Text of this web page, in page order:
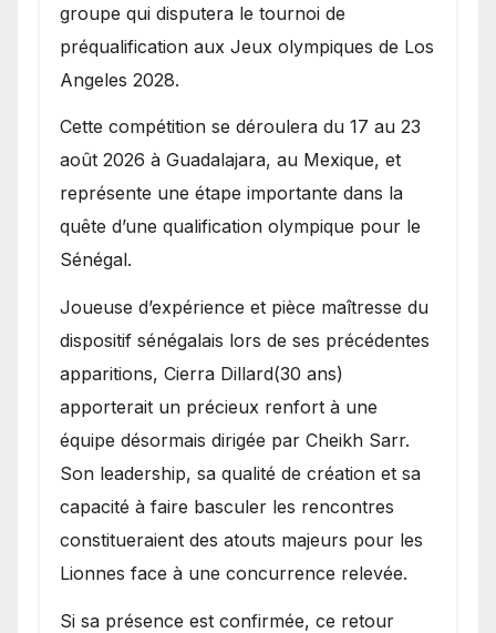
groupe qui disputera le tournoi de
préqualification aux Jeux olympiques de Los
Angeles 2028.
Cette compétition se déroulera du 17 au 23
août 2026 à Guadalajara, au Mexique, et
représente une étape importante dans la
quête d’une qualification olympique pour le
Sénégal.
Joueuse d’expérience et pièce maîtresse du
dispositif sénégalais lors de ses précédentes
apparitions, Cierra Dillard(30 ans)
apporterait un précieux renfort à une
équipe désormais dirigée par Cheikh Sarr.
Son leadership, sa qualité de création et sa
capacité à faire basculer les rencontres
constitueraient des atouts majeurs pour les
Lionnes face à une concurrence relevée.
Si sa présence est confirmée, ce retour